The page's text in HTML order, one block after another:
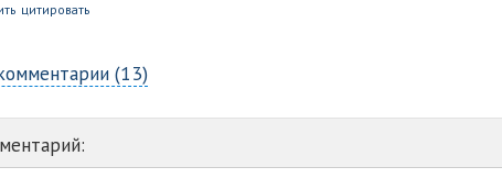
цитировать
(13)